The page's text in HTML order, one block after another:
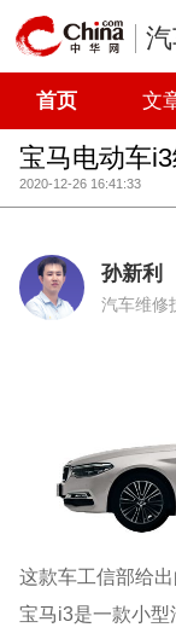
首页 文
宝马电动车
2020-12-26 16:41:33
孙新利
汽车维修
这款车工信部给
宝马i3是一款小型